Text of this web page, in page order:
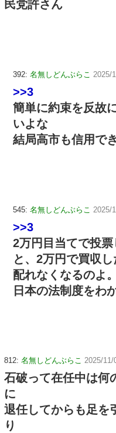
民党許さん
392: 名無しどんぶらこ 2025/
>>3
簡単に約束を反故
いよな
結局高市も信用で
545: 名無しどんぶらこ 2025/
>>3
2万円目当てで投
と、2万円で買収
配れなくなるのよ。
日本の法制度をわ
812: 名無しどんぶらこ 2025/11/
石破って在任中は何
に
退任してからも足を
り